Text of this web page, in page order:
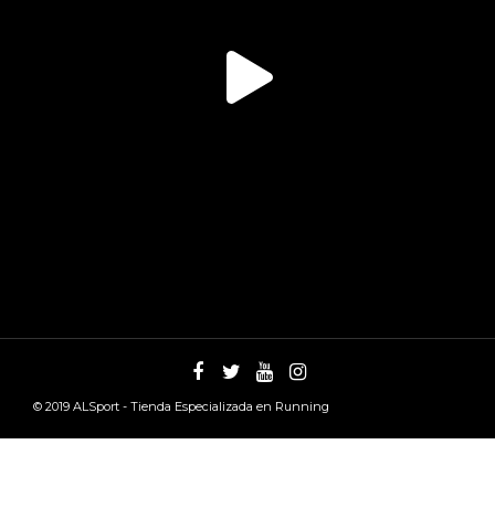
© 2019 ALSport - Tienda Especializada en Running